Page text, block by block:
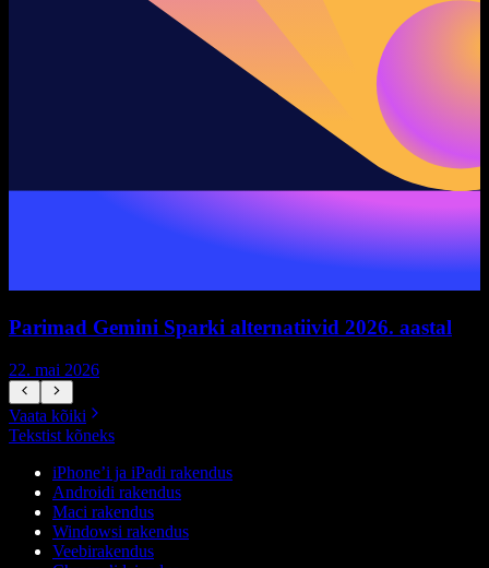
Parimad Gemini Sparki alternatiivid 2026. aastal
22. mai 2026
Vaata kõiki
Tekstist kõneks
iPhone’i ja iPadi rakendus
Androidi rakendus
Maci rakendus
Windowsi rakendus
Veebirakendus